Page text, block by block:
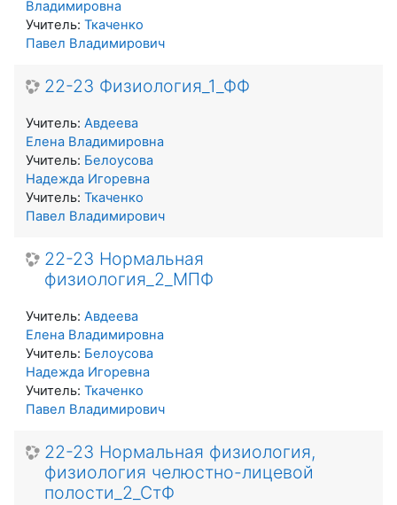
Владимировна
Учитель: Ткаченко
Павел Владимирович
22-23 Физиология_1_ФФ
Учитель: Авдеева
Елена Владимировна
Учитель: Белоусова
Надежда Игоревна
Учитель: Ткаченко
Павел Владимирович
22-23 Нормальная
физиология_2_МПФ
Учитель: Авдеева
Елена Владимировна
Учитель: Белоусова
Надежда Игоревна
Учитель: Ткаченко
Павел Владимирович
22-23 Нормальная физиология,
физиология челюстно-лицевой
полости_2_СтФ